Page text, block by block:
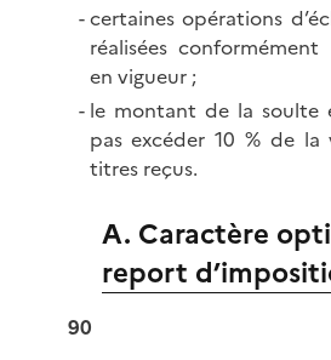
certaines opérations
réalisées
en vigueur ;
le montant de la soulte
pas excéder 10 % de la
titres reçus.
A. Caractère
report
90